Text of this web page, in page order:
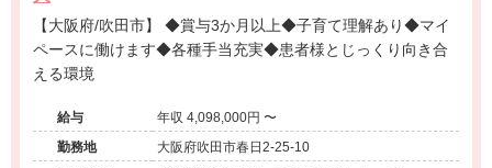
【大阪府/吹田市】 ◆賞与3か月以上◆子育て理解あり◆マイ
ペースに働けます◆各種手当充実◆患者様とじっくり向き合
える環境
給与
年収 4,098,000円 〜
勤務地
大阪府吹田市春日2-25-10